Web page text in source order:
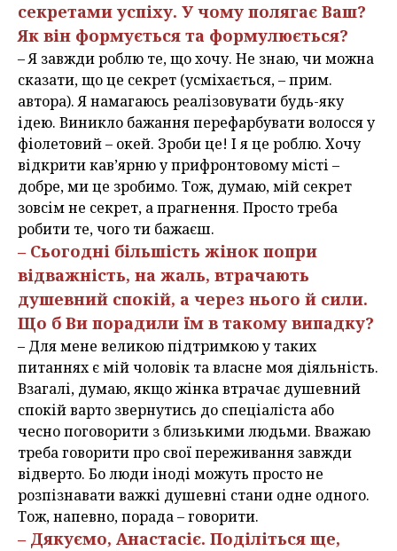
секретами успіху. У чому полягає Ваш?
Як він формується та формулюється?
– Я завжди роблю те, що хочу. Не знаю, чи можна
сказати, що це секрет (усміхається, – прим.
автора). Я намагаюсь реалізовувати будь-яку
ідею. Виникло бажання перефарбувати волосся у
фіолетовий – окей. Зроби це! І я це роблю. Хочу
відкрити кав’ярню у прифронтовому місті –
добре, ми це зробимо. Тож, думаю, мій секрет
зовсім не секрет, а прагнення. Просто треба
робити те, чого ти бажаєш.
– Сьогодні більшість жінок попри
відважність, на жаль, втрачають
душевний спокій, а через нього й сили.
Що б Ви порадили їм в такому випадку?
– Для мене великою підтримкою у таких
питаннях є мій чоловік та власне моя діяльність.
Взагалі, думаю, якщо жінка втрачає душевний
спокій варто звернутись до спеціаліста або
чесно поговорити з близькими людьми. Вважаю
треба говорити про свої переживання завжди
відверто. Бо люди іноді можуть просто не
розпізнавати важкі душевні стани одне одного.
Тож, напевно, порада – говорити.
– Дякуємо, Анастасіє. Поділіться ще,